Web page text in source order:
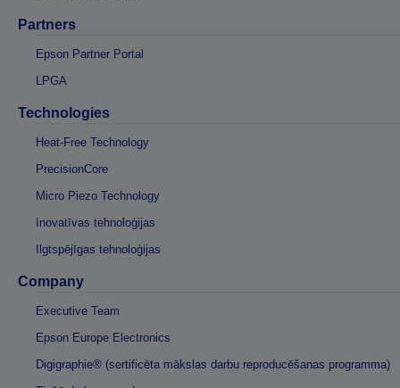
Partners
Epson Partner Portal
LPGA
Technologies
Heat-Free Technology
PrecisionCore
Micro Piezo Technology
Inovatīvas tehnoloģijas
Ilgtspējīgas tehnoloģijas
Company
Executive Team
Epson Europe Electronics
Digigraphie® (sertificēta mākslas darbu reproducēšanas programma)